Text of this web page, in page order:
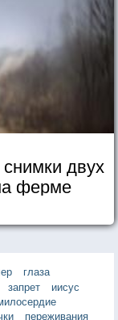
двух
ферме
глаза
запрет
иисус
переживания